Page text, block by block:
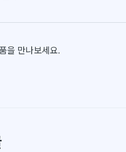
을 만나보세요.